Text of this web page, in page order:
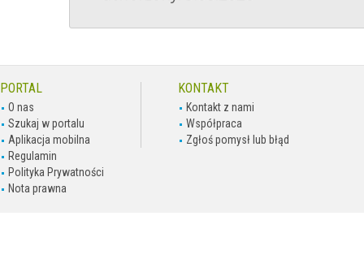
PORTAL
O nas
Szukaj w portalu
Aplikacja mobilna
Regulamin
Polityka Prywatności
Nota prawna
KONTAKT
Kontakt z nami
Współpraca
Zgłoś pomysł lub błąd